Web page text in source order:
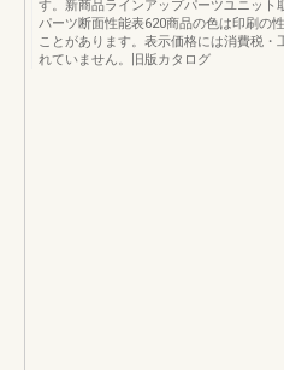
す。新商品ラインアップパーツユニット
パーツ断面性能表620商品の色は印刷の
ことがあります。表示価格には消費税・
れていません。旧版カタログ